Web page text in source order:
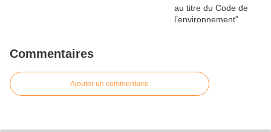
Commentaires
Ajouter un commentaire